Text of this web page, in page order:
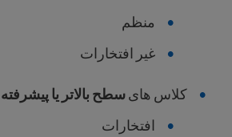
منظم
غیر افتخارات
کلاس هایسطح بالاتر یا پیشرفته
افتخارات